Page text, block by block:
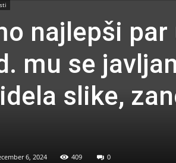
najlepši par
mu se
slike,
6, 2024 409 0